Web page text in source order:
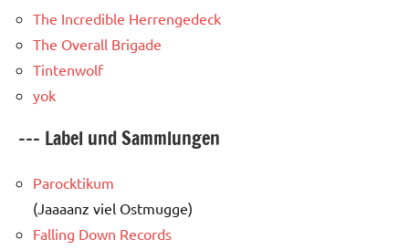
The Incredible Herrengedeck
The Overall Brigade
Tintenwolf
yok
--- Label und Sammlungen
Parocktikum
(Jaaaanz viel Ostmugge)
Falling Down Records